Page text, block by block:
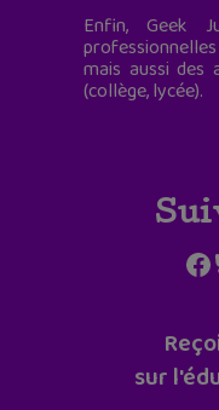
Enfin, Geek
mais aussi des
(collège, lycée).
sur